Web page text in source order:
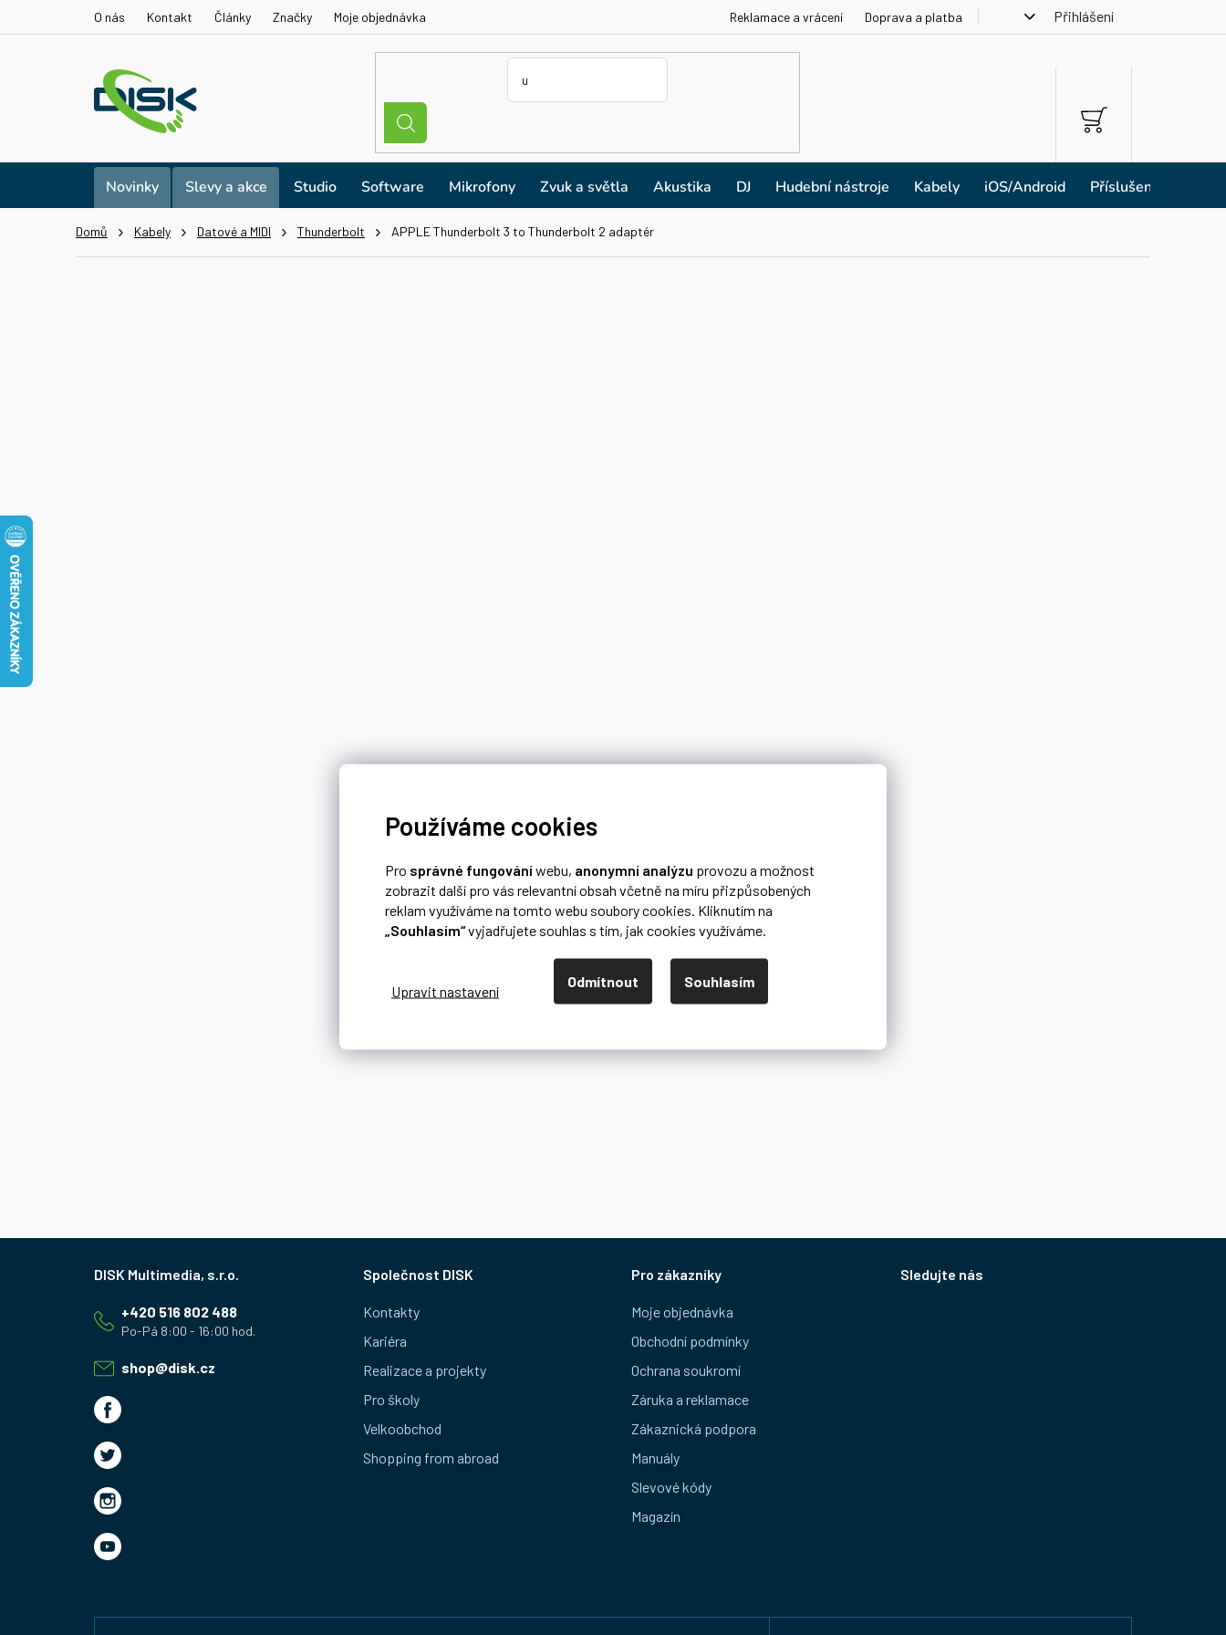
Používáme cookies
Pro správné fungováníwebu, anonymní analýzu provozu a možnost
zobrazit další pro vás relevantní obsah včetně na míru přizpůsobených
reklam využíváme na tomto webu soubory cookies. Kliknutím na
„Souhlasím“vyjadřujete souhlas s tím, jak cookies využíváme.
Odmítnout Souhlasím
O nás Kontakt Články Značky Moje objednávka Reklamace a vrácení Doprava a platba Přihlášení
NÁKUPNÍ
KOŠÍK
Novinky Slevy a akce Studio Software Mikrofony Zvuk a světla Akustika DJ Hudební nástroje Kabely iOS/Android Příslušenství
Domů Kabely Datové a MIDI Thunderbolt APPLE Thunderbolt 3 to Thunderbolt 2 adaptér
shop@disk.cz
+420 516 802 488
Společnost DISK
Kontakty
Kariéra
Realizace a projekty
Pro školy
Velkoobchod
Shopping from abroad
Pro zákazníky
Moje objednávka
Obchodní podmínky
Ochrana soukromí
Záruka a reklamace
Zákaznická podpora
Manuály
Slevové kódy
Magazín
Sledujte nás